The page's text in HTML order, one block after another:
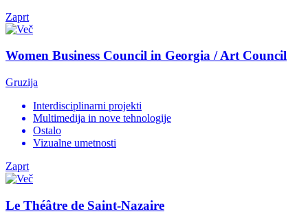
Zaprt
Women Business Council in Georgia / Art Council
Gruzija
Interdisciplinarni projekti
Multimedija in nove tehnologije
Ostalo
Vizualne umetnosti
Zaprt
Le Théâtre de Saint-Nazaire